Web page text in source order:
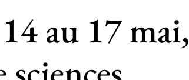
au 17 mai,